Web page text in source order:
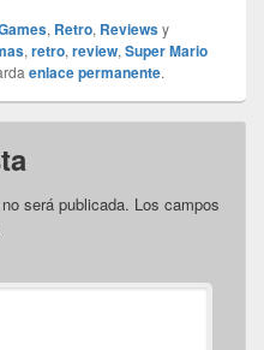
, Retro, Reviewsy
, retro, review, Super Mario
enlace permanente.
será publicada. Los campos